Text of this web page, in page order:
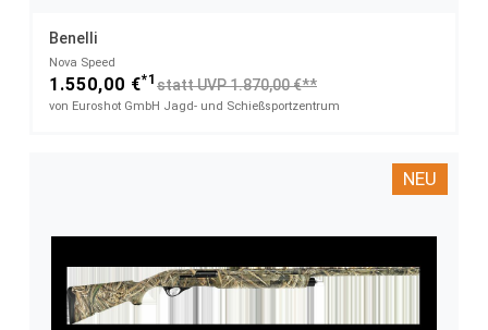
Benelli
Nova Speed
1.550,00 €*1 statt UVP 1.870,00 €**
von Euroshot GmbH Jagd- und Schießsportzentrum
NEU